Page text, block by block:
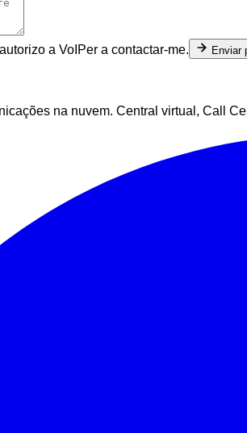
a VoIPer a contactar-me. Enviar
na nuvem. Central virtual, Call